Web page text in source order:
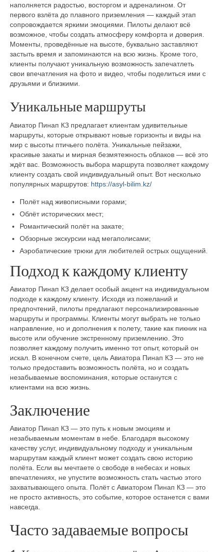
наполняется радостью, восторгом и адреналином. От
первого взлёта до плавного приземления — каждый этап
сопровождается яркими эмоциями. Пилоты делают всё
возможное, чтобы создать атмосферу комфорта и доверия.
Моменты, проведённые на высоте, буквально заставляют
застыть время и запоминаются на всю жизнь. Кроме того,
клиенты получают уникальную возможность запечатлеть
свои впечатления на фото и видео, чтобы поделиться ими с
друзьями и близкими.
Уникальные маршруты
Авиатор Пинап КЗ предлагает клиентам удивительные
маршруты, которые открывают новые горизонты и виды на
мир с высоты птичьего полёта. Уникальные пейзажи,
красивые закаты и мирная безмятежность облаков — всё это
ждёт вас. Возможность выбора маршрута позволяет каждому
клиенту создать свой индивидуальный опыт. Вот несколько
популярных маршрутов: https://asyl-bilim.kz/
Полёт над живописными горами;
Облёт исторических мест;
Романтический полёт на закате;
Обзорные экскурсии над мегаполисами;
Аэробатические трюки для любителей острых ощущений.
Подход к каждому клиенту
Авиатор Пинап КЗ делает особый акцент на индивидуальном
подходе к каждому клиенту. Исходя из пожеланий и
предпочтений, пилоты предлагают персонализированные
маршруты и программы. Клиенты могут выбрать не только
направление, но и дополнения к полету, такие как пикник на
высоте или обучение экстренному приземлению. Это
позволяет каждому получить именно тот опыт, который он
искал. В конечном счете, цель Авиатора Пинап КЗ — это не
только предоставить возможность полёта, но и создать
незабываемые воспоминания, которые останутся с
клиентами на всю жизнь.
Заключение
Авиатор Пинап КЗ — это путь к новым эмоциям и
незабываемым моментам в небе. Благодаря высокому
качеству услуг, индивидуальному подходу и уникальным
маршрутам каждый клиент может создать свою историю
полёта. Если вы мечтаете о свободе в небесах и новых
впечатлениях, не упустите возможность стать частью этого
захватывающего опыта. Полёт с Авиатором Пинап КЗ — это
не просто активность, это событие, которое останется с вами
навсегда.
Часто задаваемые вопросы